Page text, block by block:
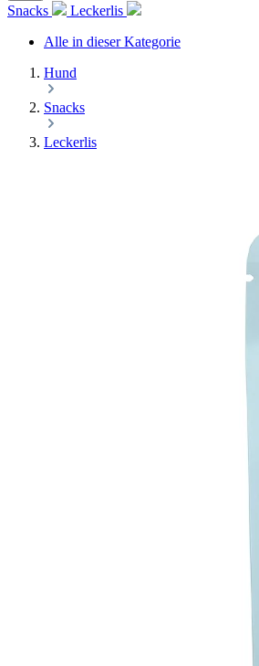
Snacks
Leckerlis
Alle in dieser Kategorie
Hund
Snacks
Leckerlis